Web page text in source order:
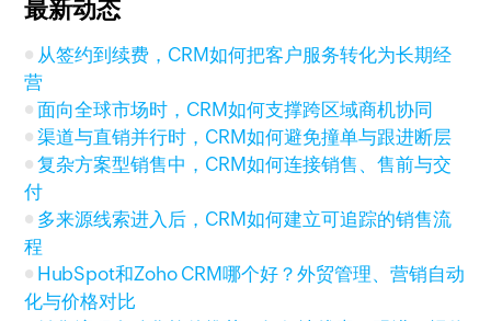
最新动态
从签约到续费，CRM如何把客户服务转化为长期经
营
面向全球市场时，CRM如何支撑跨区域商机协同
渠道与直销并行时，CRM如何避免撞单与跟进断层
复杂方案型销售中，CRM如何连接销售、售前与交
付
多来源线索进入后，CRM如何建立可追踪的销售流
程
HubSpot和Zoho CRM哪个好？外贸管理、营销自动
化与价格对比